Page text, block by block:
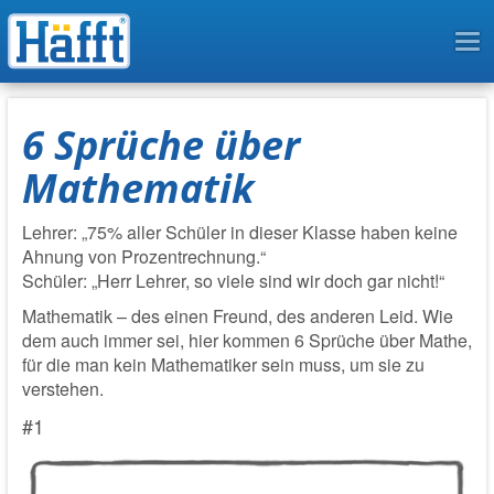
6 Sprüche über
Mathematik
Lehrer: „75% aller Schüler in dieser Klasse haben keine
Ahnung von Prozentrechnung.“
Schüler: „Herr Lehrer, so viele sind wir doch gar nicht!“
Mathematik – des einen Freund, des anderen Leid. Wie
dem auch immer sei, hier kommen 6 Sprüche über Mathe,
für die man kein Mathematiker sein muss, um sie zu
verstehen.
#1